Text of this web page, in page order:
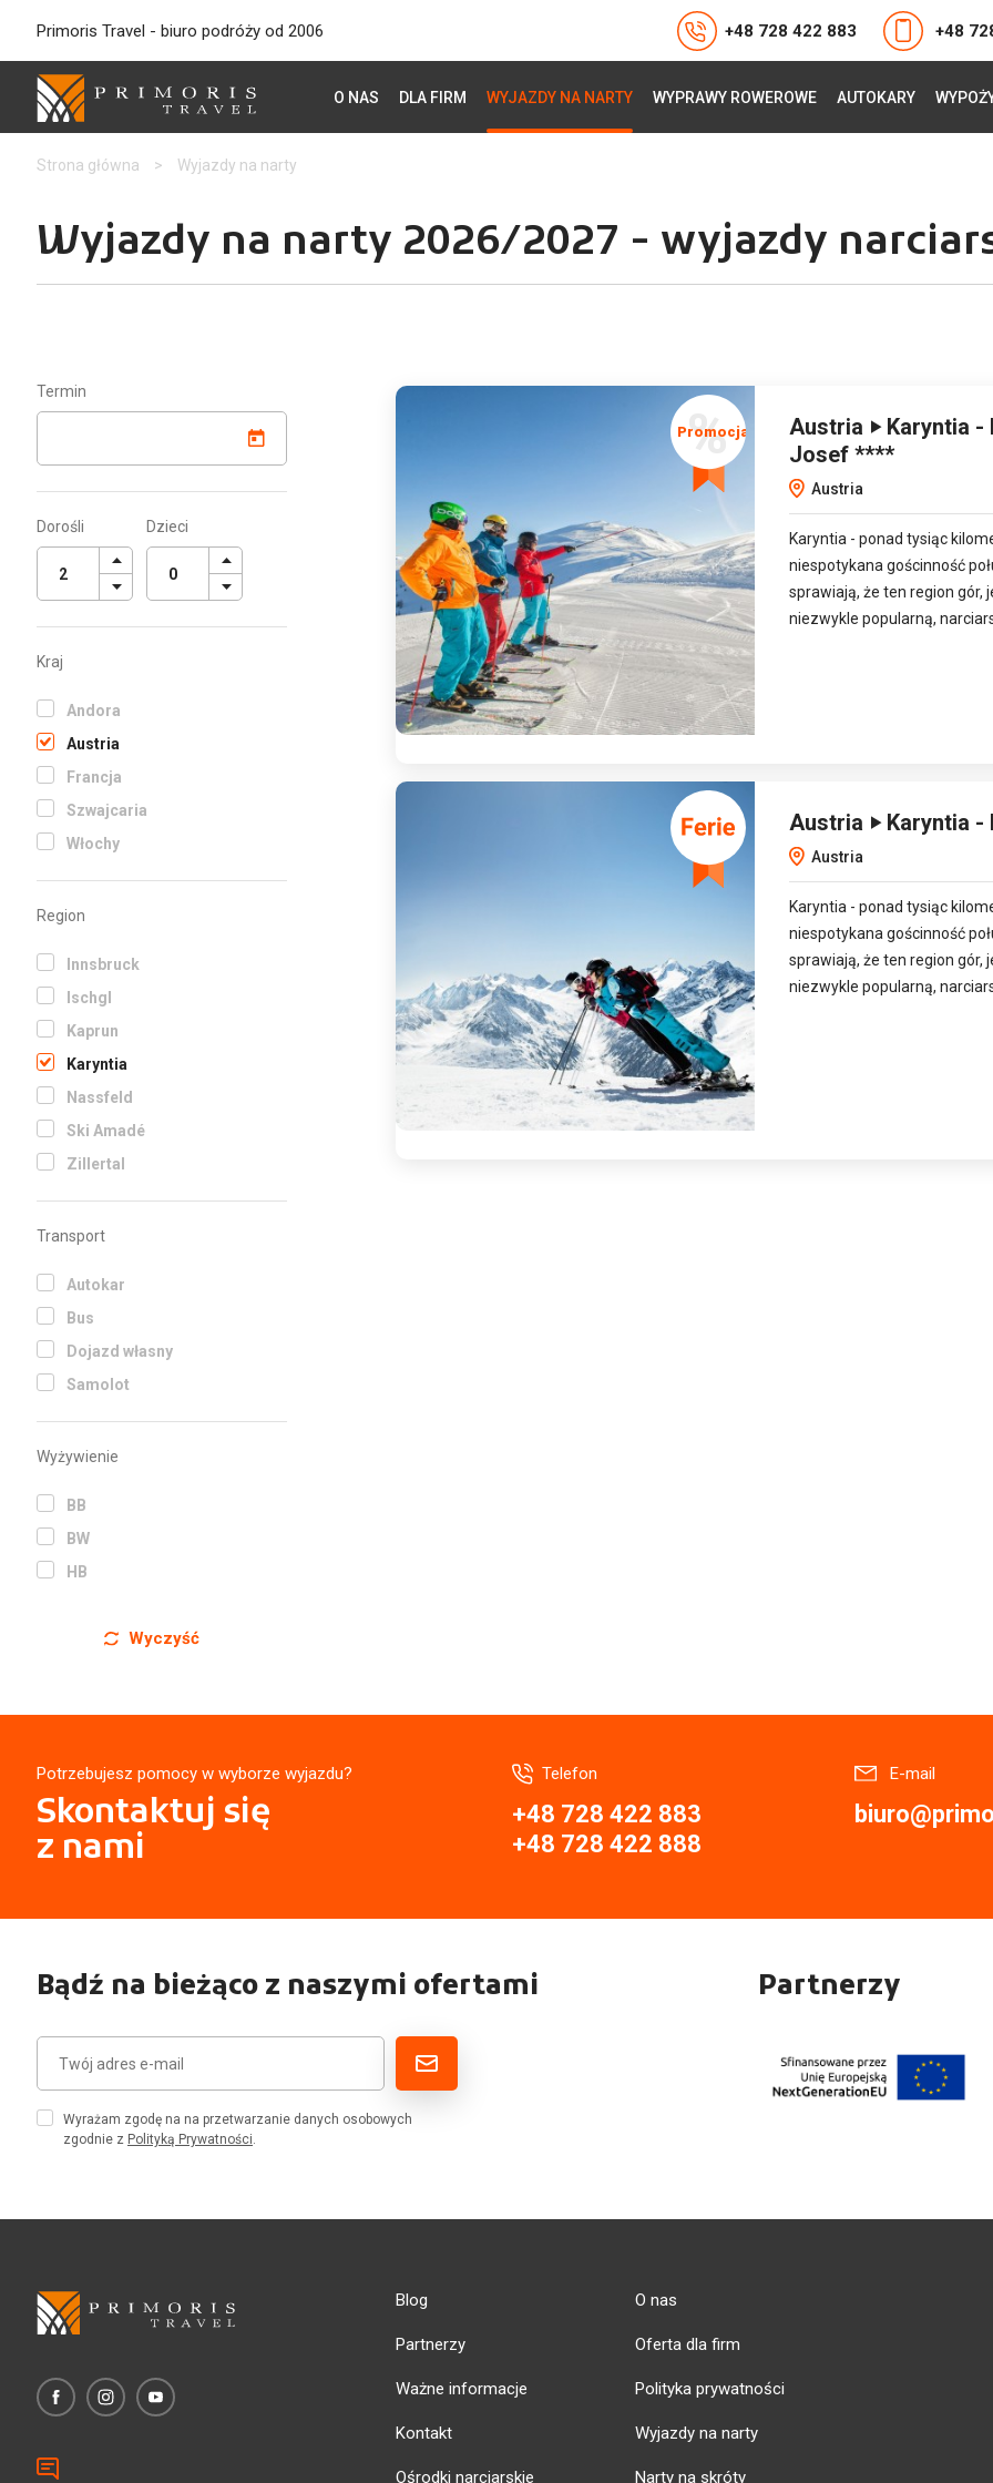
Primoris Travel - biuro podróży od 2006 +48 728 422 883 +48
O NAS DLA FIRM WYJAZDY NA NARTY WYPRAWY ROWEROWE AUTOKARY
Strona główna > Wyjazdy na narty
Wyjazdy na narty 2026/2027 - wyjazdy
Termin
Dorośli Dzieci
Kraj
Andora
Austria
Francja
Szwajcaria
Włochy
Region
Innsbruck
Ischgl
Kaprun
Karyntia
Nassfeld
Ski Amadé
Zillertal
Transport
Autokar
Bus
Dojazd własny
Samolot
Wyżywienie
BB
BW
HB
Wyczyść
Austria ‣ Karyntia -
Josef ****
Austria
Karyntia - ponad tysiąc
niespotykana gościnność
sprawiają, że ten region gór,
niezwykle popularną,
Austria ‣ Karyntia
Austria
Karyntia - ponad tysiąc
niespotykana gościnność
sprawiają, że ten region gór,
niezwykle popularną,
Potrzebujesz pomocy w wyborze wyjazdu?
Skontaktuj się
z nami
Telefon
+48 728 422 883
+48 728 422 888
E-mail
Bądź na bieżąco z naszymi ofertami
Wyrażam zgodę na na przetwarzanie danych osobowych
zgodnie z Polityką Prywatności.
Partnerzy
Blog O nas
Partnerzy Oferta dla firm
Ważne informacje Polityka prywatności
Kontakt Wyjazdy na narty
Ośrodki narciarskie Narty na skróty